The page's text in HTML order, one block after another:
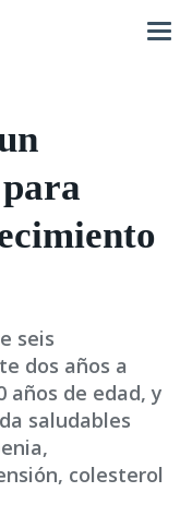
seis
dos años a
años de edad, y
saludables
colesterol